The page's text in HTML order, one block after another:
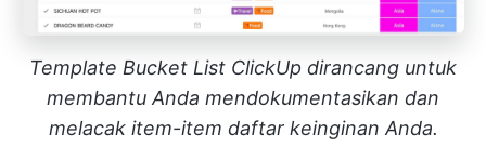
Template Bucket List ClickUp dirancang untuk
membantu Anda mendokumentasikan dan
melacak item-item daftar keinginan Anda.